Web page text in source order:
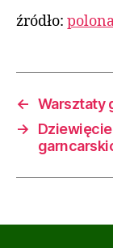
źródło:
← Warsztaty
→